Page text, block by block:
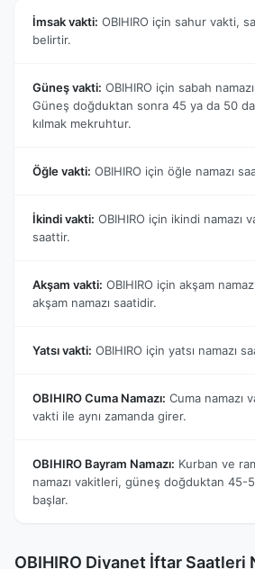
İmsak vakti: OBIHIRO için sahur vakti,
belirtir.
Güneş vakti: OBIHIRO için sabah
Güneş doğduktan sonra 45 ya da 50
kılmak mekruhtur.
Öğle vakti: OBIHIRO için öğle namazı
İkindi vakti: OBIHIRO için ikindi namazı
saattir.
Akşam vakti: OBIHIRO için akşam
akşam namazı saatidir.
Yatsı vakti: OBIHIRO için yatsı namazı
OBIHIRO Cuma Namazı: Cuma namazı
vakti ile aynı zamanda girer.
OBIHIRO Bayram Namazı: Kurban ve
namazı vakitleri, güneş doğduktan 45-
başlar.
OBIHIRO Diyanet İftar Saatleri